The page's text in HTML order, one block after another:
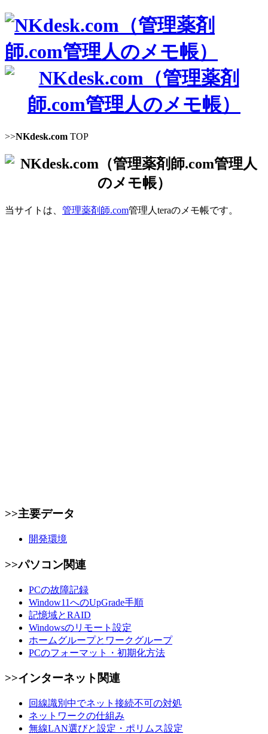
>>NKdesk.com TOP
当サイトは、 管理薬剤師.com管理人teraのメモ帳です。
>>主要データ
開発環境
>>パソコン関連
PCの故障記録
Window11へのUpGrade手順
記憶域とRAID
Windowsのリモート設定
ホームグループとワークグループ
PCのフォーマット・初期化方法
>>インターネット関連
回線識別中でネット接続不可の対処
ネットワークの仕組み
無線LAN選びと設定・ポリムス設定